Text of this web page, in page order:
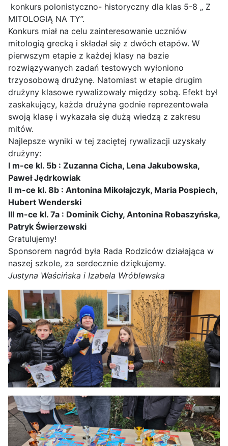
konkurs polonistyczno- historyczny dla klas 5-8 „ Z
MITOLOGIĄ NA TY”.
Konkurs miał na celu zainteresowanie uczniów
mitologią grecką i składał się z dwóch etapów. W
pierwszym etapie z każdej klasy na bazie
rozwiązywanych zadań testowych wyłoniono
trzyosobową drużynę. Natomiast w etapie drugim
drużyny klasowe rywalizowały między sobą. Efekt był
zaskakujący, każda drużyna godnie reprezentowała
swoją klasę i wykazała się dużą wiedzą z zakresu
mitów.
Najlepsze wyniki w tej zaciętej rywalizacji uzyskały
drużyny:
I m-ce kl. 5b : Zuzanna Cicha, Lena Jakubowska,
Paweł Jędrkowiak
II m-ce kl. 8b : Antonina Mikołajczyk, Maria Pospiech,
Hubert Wenderski
III m-ce kl. 7a : Dominik Cichy, Antonina Robaszyńska,
Patryk Świerzewski
Gratulujemy!
Sponsorem nagród była Rada Rodziców działająca w
naszej szkole, za serdecznie dziękujemy.
Justyna Waścińska i Izabela Wróblewska